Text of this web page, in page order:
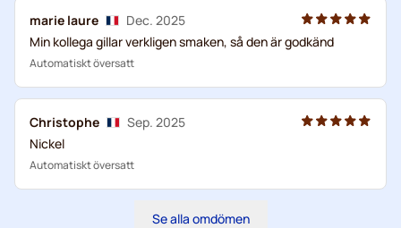
marie laure
Dec. 2025
Min kollega gillar verkligen smaken, så den är godkänd
Automatiskt översatt
Christophe
Sep. 2025
Nickel
Automatiskt översatt
Se alla omdömen